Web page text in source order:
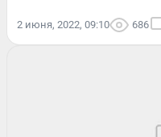
2 июня, 2022, 09:10 686